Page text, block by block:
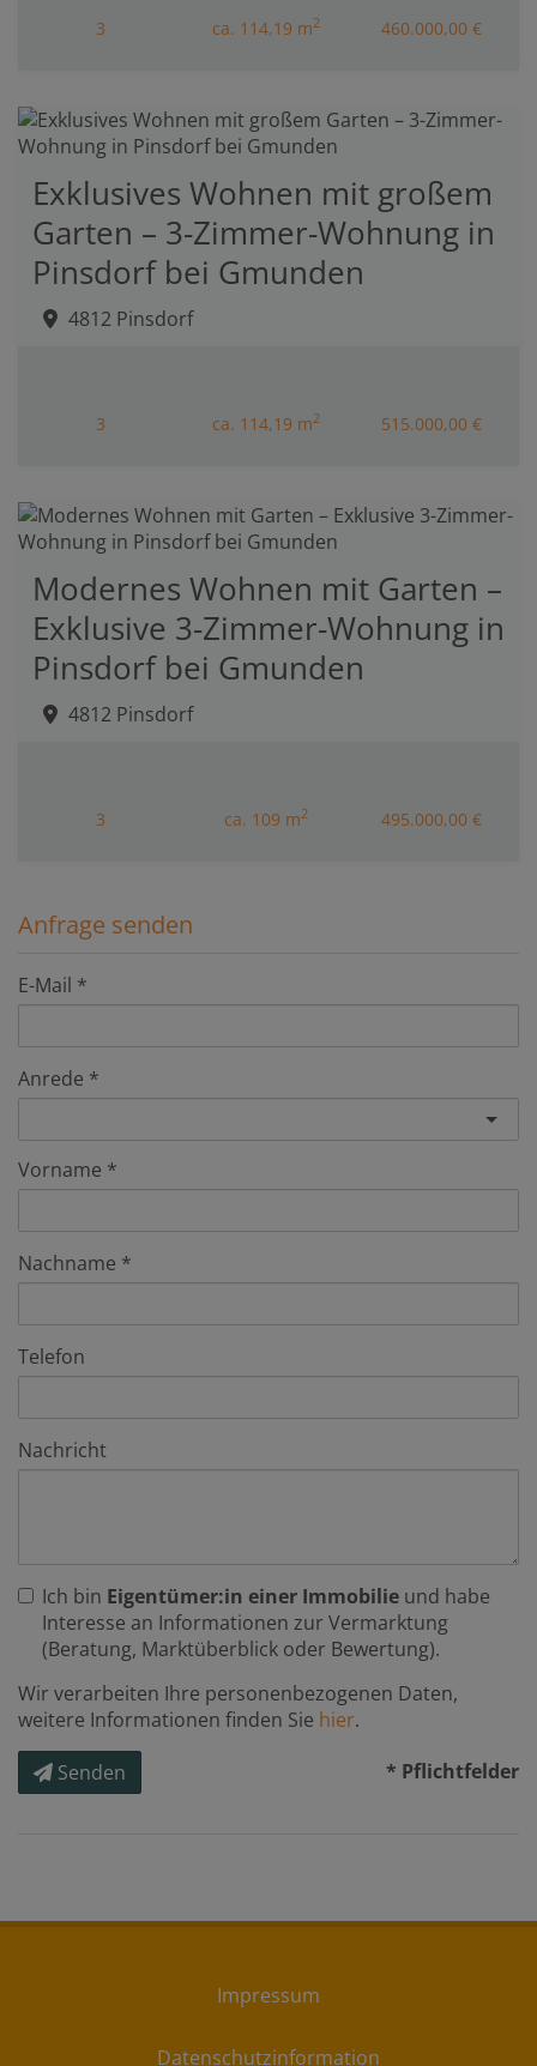
3 ca. 114,19 m2 460.000,00 €
Exklusives Wohnen mit großem
Garten – 3-Zimmer-Wohnung in
Pinsdorf bei Gmunden
4812 Pinsdorf
3 ca. 114,19 m2 515.000,00 €
Modernes Wohnen mit Garten –
Exklusive 3-Zimmer-Wohnung in
Pinsdorf bei Gmunden
4812 Pinsdorf
3 ca. 109 m2 495.000,00 €
Anfrage senden
E-Mail
Anrede
Vorname
Nachname
Telefon
Nachricht
Ich bin Eigentümer:in einer Immobilie und habe
Interesse an Informationen zur Vermarktung
(Beratung, Marktüberblick oder Bewertung).
Wir verarbeiten Ihre personenbezogenen Daten,
weitere Informationen finden Sie hier.
Senden
* Pflichtfelder
Impressum
Datenschutzinformation